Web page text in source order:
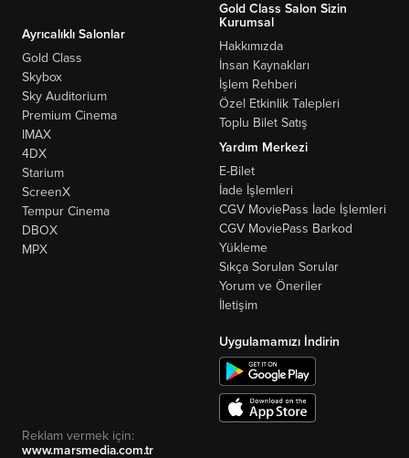
Gold Class Salon Sizin
Ayrıcalıklı Salonlar
Gold Class
Skybox
Sky Auditorium
Premium Cinema
IMAX
4DX
Starium
ScreenX
Tempur Cinema
DBOX
MPX
Kurumsal
Hakkımızda
İnsan Kaynakları
İşlem Rehberi
Özel Etkinlik Talepleri
Toplu Bilet Satış
Yardım Merkezi
E-Bilet
İade İşlemleri
CGV MoviePass İade İşlemleri
CGV MoviePass Barkod
Yükleme
Sıkça Sorulan Sorular
Yorum ve Öneriler
İletişim
Uygulamamızı İndirin
Reklam vermek için:
www.marsmedia.com.tr